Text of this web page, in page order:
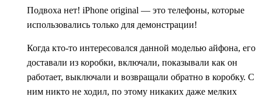
Подвоха нет! iPhone original — это телефоны, которые
использовались только для демонстрации!
Когда кто-то интересовался данной моделью айфона, его
доставали из коробки, включали, показывали как он
работает, выключали и возвращали обратно в коробку. С
ним никто не ходил, по этому никаких даже мелких